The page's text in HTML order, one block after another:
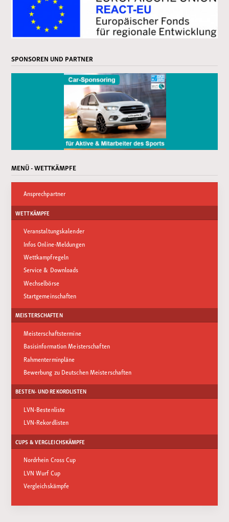
SPONSOREN UND PARTNER
MENÜ - WETTKÄMPFE
Ansprechpartner
WETTKÄMPFE
Veranstaltungskalender
Infos Online-Meldungen
Wettkampfregeln
Service & Downloads
Wechselbörse
Startgemeinschaften
MEISTERSCHAFTEN
Meisterschaftstermine
Basisinformation Meisterschaften
Rahmenterminpläne
Bewerbung zu Deutschen Meisterschaften
BESTEN- UND REKORDLISTEN
LVN-Bestenliste
LVN-Rekordlisten
CUPS & VERGLEICHSKÄMPFE
Nordrhein Cross Cup
LVN Wurf Cup
Vergleichskämpfe